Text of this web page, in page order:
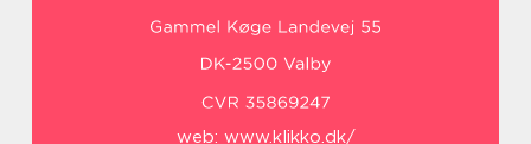
web: www.klikko.dk/